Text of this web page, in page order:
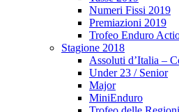
Numeri Fissi 2019
Premiazioni 2019
Trofeo Enduro
Stagione 2018
Assoluti d’Italia –
Under 23 / Senior
Major
MiniEnduro